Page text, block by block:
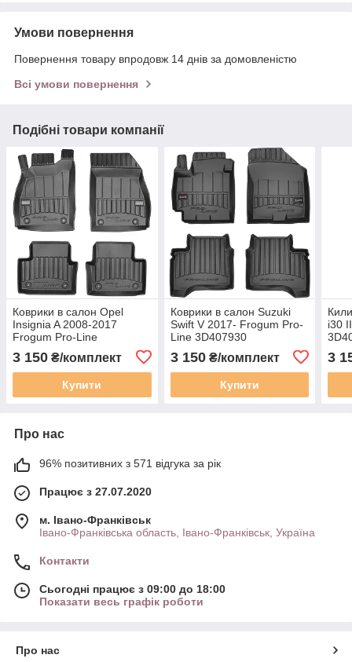
Умови повернення
Повернення товару впродовж 14 днів за домовленістю
Всі умови повернення
Подібні товари компанії
Коврики в салон Opel
Insignia A 2008-2017
Frogum Pro-Line
3 150 ₴/комплект
Купити
Коврики в салон Suzuki
Swift V 2017- Frogum Pro-
Line 3D407930
3 150₴/комплект
Купити
i30
3
Про нас
96% позитивних з 571 відгука за рік
Працює з 27.07.2020
м. Івано-Франківськ
Івано-Франківська область, Івано-Франківськ, Україна
Контакти
Сьогодні працює з 09:00 до 18:00
Показати весь графік роботи
Про нас